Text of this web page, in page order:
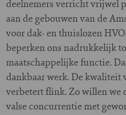
deelnemers verricht vrijwel
aan de gebouwen van de
voor dak- en thuislozen
beperken ons nadrukkelijk
maatschappelijke functie.
dankbaar werk. De kwaliteit
verbetert flink. Zo willen we
valse concurrentie met